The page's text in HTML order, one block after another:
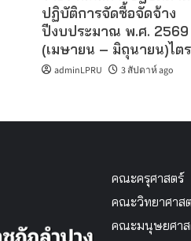
ปฏิบัติการจัดซื้อจัดจ้าง
ปีงบประมาณ พ.ศ. 2569
(เมษายน – มิถุนายน)ไต
adminLPRU 3 สัปดาห์ ago
คณะครุศาสตร์
คณะวิทยาศาส
คณะมนุษยศาส